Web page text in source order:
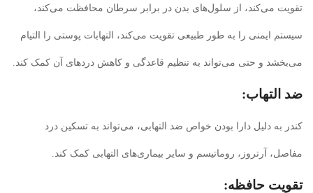
تقویت می‌کند، از سلول‌های بدن در برابر سرطان محافظت می‌کند،
سیستم ایمنی را به طور طبیعی تقویت می‌کند، التهابات پوستی را التیام
می‌بخشد و حتی می‌تواند به تنظیم قاعدگی و کاهش دردهای آن کمک کند.
ضد التهاب:
کندر به دلیل دارا بودن خواص ضد التهابی، می‌تواند به تسکین درد
مفاصل، آرتروز، روماتیسم و سایر بیماری‌های التهابی کمک کند.
تقویت حافظه: